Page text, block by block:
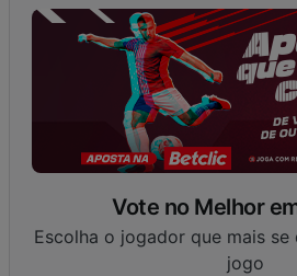
Vote no Melhor
Escolha o jogador que mais
jogo